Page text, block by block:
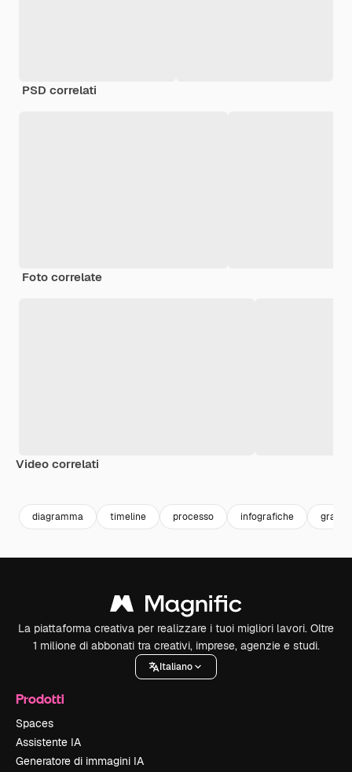
PSD correlati
Foto correlate
Video correlati
diagramma timeline processo infografiche
La piattaforma creativa per realizzare i tuoi migliori lavori. Oltre
1 milione di abbonati tra creativi, imprese, agenzie e studi.
Italiano
Prodotti
Spaces
Assistente IA
Generatore di immagini IA